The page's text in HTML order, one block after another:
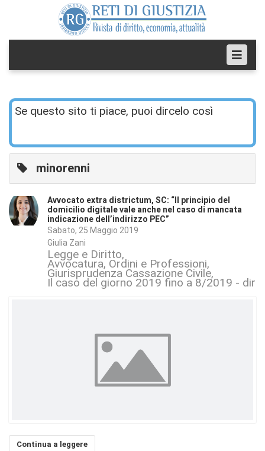
Se questo sito ti piace, puoi dircelo così
minorenni
Avvocato extra districtum, SC: “Il principio del
domicilio digitale vale anche nel caso di mancata
indicazione dell’indirizzo PEC”
Sabato, 25 Maggio 2019
Giulia Zani
Legge e Diritto
Avvocatura, Ordini e Professioni
Giurisprudenza Cassazione Civile
Il caso del giorno 2019 fino a 8/2019 -
Continua a leggere